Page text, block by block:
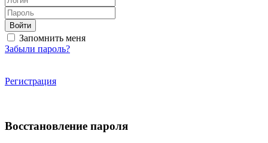
Войти
Запомнить меня
Забыли пароль?
Регистрация
Восстановление пароля